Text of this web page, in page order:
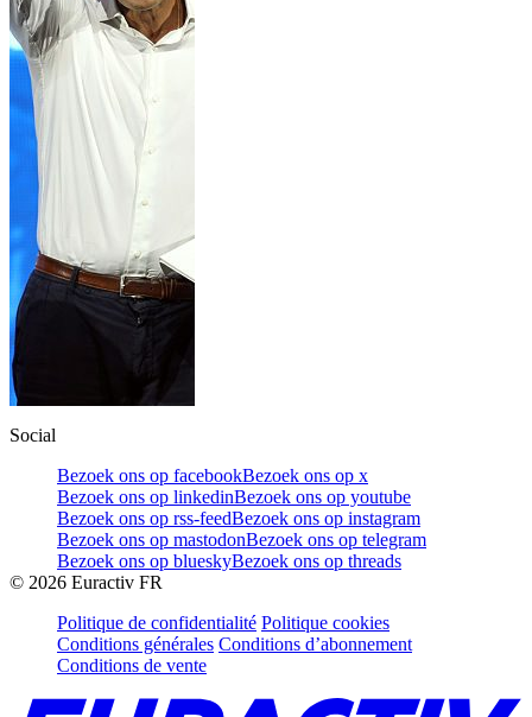
Social
Bezoek ons op facebookBezoek ons op x
Bezoek ons op linkedinBezoek ons op youtube
Bezoek ons op rss-feedBezoek ons op instagram
Bezoek ons op mastodonBezoek ons op telegram
Bezoek ons op blueskyBezoek ons op threads
© 2026 Euractiv FR
Politique de confidentialité Politique cookies
Conditions générales Conditions d’abonnement
Conditions de vente